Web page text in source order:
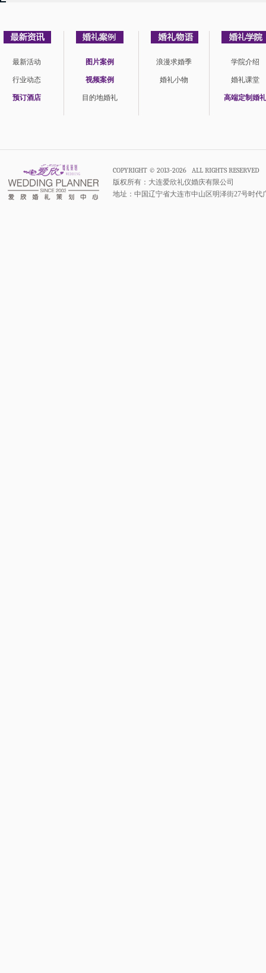
最新活动
行业动态
预订酒店
图片案例
视频案例
目的地婚礼
浪漫求婚季
婚礼小物
学院介绍
婚礼课堂
高端定制婚礼
COPYRIGHT © 2013-2026 ALL RIGHTS RESERVED
版权所有：大连爱欣礼仪婚庆有限公司
地址：中国辽宁省大连市中山区明泽街27号时代